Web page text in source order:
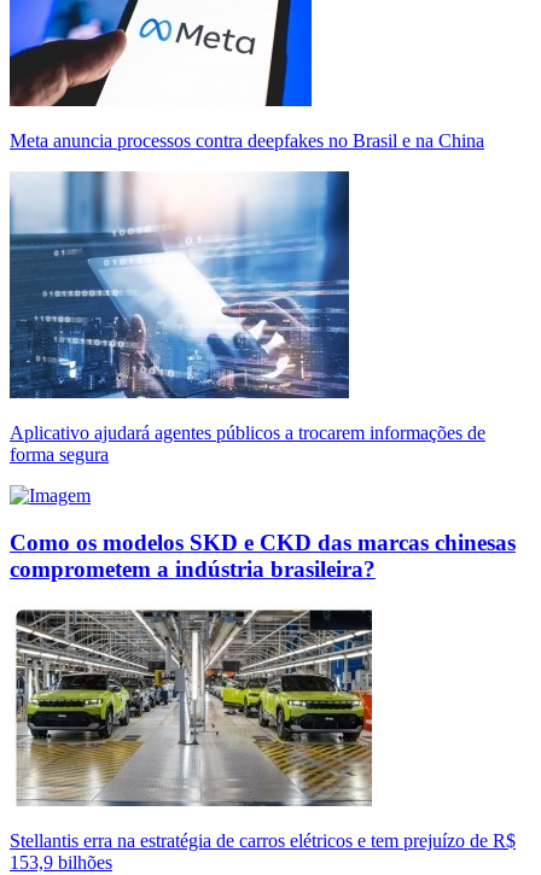
Meta anuncia processos contra deepfakes no Brasil e na China
Aplicativo ajudará agentes públicos a trocarem informações de
forma segura
Como os modelos SKD e CKD das marcas chinesas
comprometem a indústria brasileira?
Stellantis erra na estratégia de carros elétricos e tem prejuízo de R$
153,9 bilhões